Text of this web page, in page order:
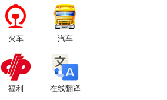
火车 汽车
福利 在线翻译